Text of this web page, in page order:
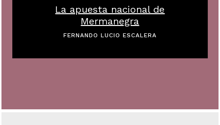
La apuesta nacional de
Mermanegra
FERNANDO LUCIO ESCALERA